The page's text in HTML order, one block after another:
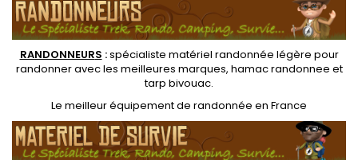
RANDONNEURS :spécialiste matériel randonnée légère pour
randonner avec les meilleures marques, hamac randonnee et
tarp bivouac.
Le meilleur équipement de randonnée en France